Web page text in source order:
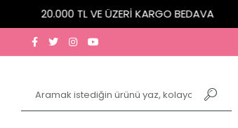
20.000 TL VE ÜZERİ KARGO BEDAVA